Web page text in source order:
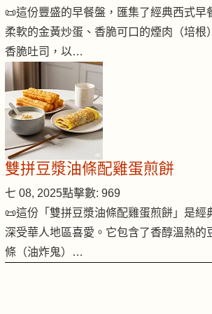
📜這份豐盛的早餐盤，匯集了經典西式早
柔軟的金黃炒蛋、香脆可口的煙肉（培根
香脆吐司，以…
雙拼豆漿油條配雞蛋煎餅
七 08, 2025點擊數: 969
📜這份「雙拼豆漿油條配雞蛋煎餅」是經
深受華人地區喜愛。它包含了香醇溫熱的
條（油炸鬼）…